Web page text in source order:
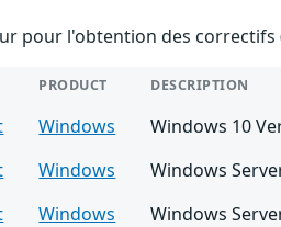
pour l'obtention des
PRODUCT DESCRIPTION
Windows
Windows 10
Windows
Windows
Windows
Windows